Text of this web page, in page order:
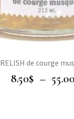
RELISH de courge
8.50$ – 55.00